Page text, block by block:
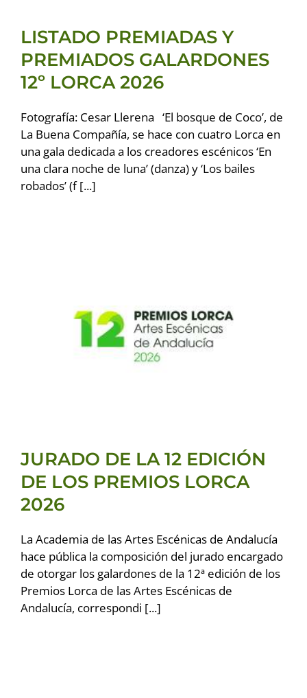
LISTADO PREMIADAS Y
PREMIADOS GALARDONES
12º LORCA 2026
Fotografía: Cesar Llerena ‘El bosque de Coco’, de
La Buena Compañía, se hace con cuatro Lorca en
una gala dedicada a los creadores escénicos ‘En
una clara noche de luna’ (danza) y ‘Los bailes
robados’ (f [...]
JURADO DE LA 12 EDICIÓN
DE LOS PREMIOS LORCA
2026
JURADO DE LA 12 EDICIÓN
DE LOS PREMIOS LORCA
2026
La Academia de las Artes Escénicas de Andalucía
hace pública la composición del jurado encargado
de otorgar los galardones de la 12ª edición de los
Premios Lorca de las Artes Escénicas de
Andalucía, correspondi [...]